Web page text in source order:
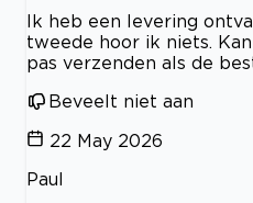
Ik heb een levering
tweede hoor ik niets.
pas verzenden als de
Beveelt niet aan
22 May 2026
Paul